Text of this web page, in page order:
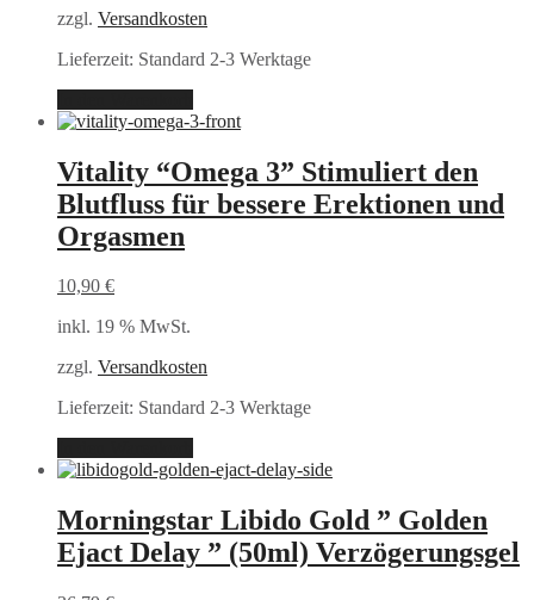
zzgl. Versandkosten
Lieferzeit: Standard 2-3 Werktage
Vitality “Omega 3” Stimuliert den
Blutfluss für bessere Erektionen und
Orgasmen
10,90 €
inkl. 19 % MwSt.
zzgl. Versandkosten
Lieferzeit: Standard 2-3 Werktage
Morningstar Libido Gold ” Golden
Ejact Delay ” (50ml) Verzögerungsgel